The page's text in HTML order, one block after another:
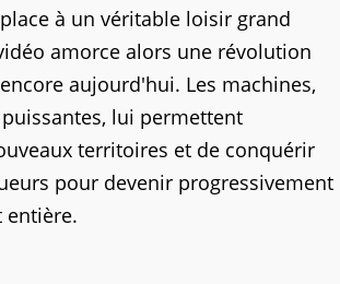
à un véritable loisir grand
amorce alors une révolution
aujourd'hui. Les machines,
lui permettent
territoires et de conquérir
pour devenir progressivement
entière.